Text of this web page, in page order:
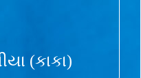
(કાકા)